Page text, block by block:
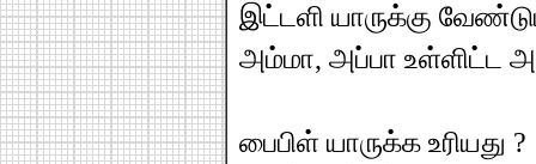
இட்டளி யாருக்கு
அம்மா, அப்பா உள்ளிட்ட
பைபிள் யாருக்க உரியது ?